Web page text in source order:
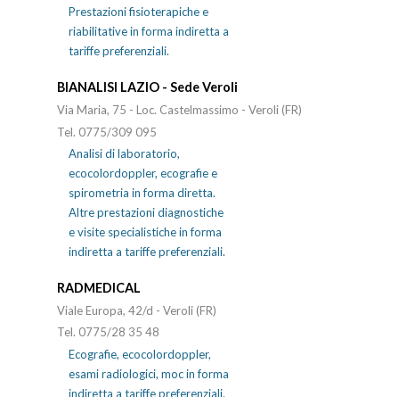
Prestazioni fisioterapiche e
riabilitative in forma indiretta a
tariffe preferenziali.
BIANALISI LAZIO - Sede Veroli
Via Maria, 75 - Loc. Castelmassimo - Veroli (FR)
Tel. 0775/309 095
Analisi di laboratorio,
ecocolordoppler, ecografie e
spirometria in forma diretta.
Altre prestazioni diagnostiche
e visite specialistiche in forma
indiretta a tariffe preferenziali.
RADMEDICAL
Viale Europa, 42/d - Veroli (FR)
Tel. 0775/28 35 48
Ecografie, ecocolordoppler,
esami radiologici, moc in forma
indiretta a tariffe preferenziali.